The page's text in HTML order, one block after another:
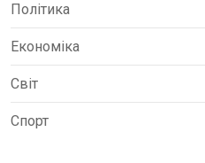
Політика
Економіка
Світ
Спорт